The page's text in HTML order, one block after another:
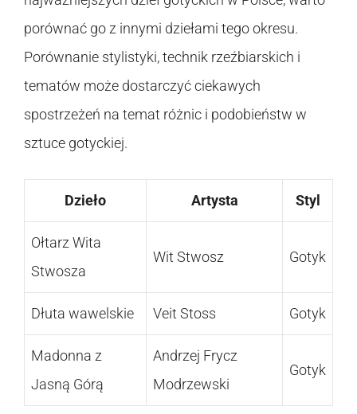
porównać go z innymi dziełami tego okresu.
Porównanie stylistyki, technik rzeźbiarskich i
tematów może dostarczyć ciekawych
spostrzeżeń na temat różnic i podobieństw w
sztuce gotyckiej.
Dzieło Artysta Styl
Ołtarz Wita
Stwosza
Wit Stwosz Gotyk
Dłuta wawelskie Veit Stoss Gotyk
Madonna z
Jasną Górą
Andrzej Frycz
Modrzewski
Gotyk